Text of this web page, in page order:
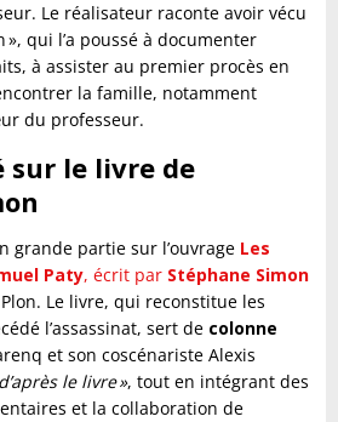
Le réalisateur raconte avoir vécu
qui l’a poussé à documenter
à assister au premier procès en
la famille, notamment
du professeur.
sur le livre de
grande partie sur l’ouvrage Les
Paty, écrit par Stéphane Simon
Le livre, qui reconstitue les
l’assassinat, sert de colonne
et son coscénariste Alexis
le livre », tout en intégrant des
et la collaboration de